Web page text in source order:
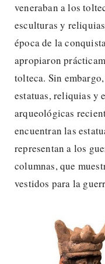
veneraban a los
esculturas y
época de la
apropiaron
tolteca. Sin
estatuas, reliquias y
arqueológicas
encuentran las
representan a los
columnas, que
vestidos para la